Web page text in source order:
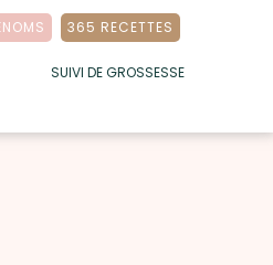
365 RECETTES
SUIVI DE GROSSESSE